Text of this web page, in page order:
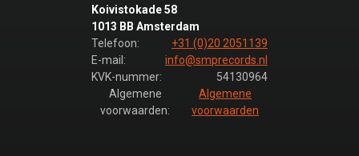
Koivistokade 58
1013 BB Amsterdam
Telefoon:
+31 (0)20 2051139
E-mail:
info@smprecords.nl
KVK-nummer:
54130964
Algemene
voorwaarden:
Algemene
voorwaarden